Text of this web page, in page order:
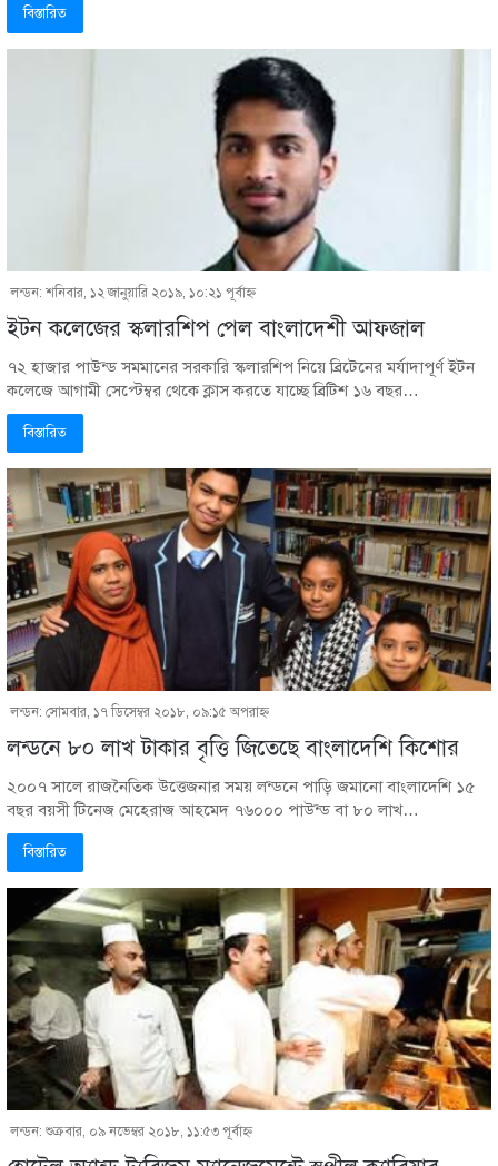
বিস্তারিত
লন্ডন: শনিবার, ১২ জানুয়ারি ২০১৯, ১০:২১ পূর্বাহ্ণ
ইটন কলেজের স্কলারশিপ পেল বাংলাদেশী আফজাল
৭২ হাজার পাউন্ড সমমানের সরকারি স্কলারশিপ নিয়ে ব্রিটেনের মর্যাদাপূর্ণ ইটন
কলেজে আগামী সেপ্টেম্বর থেকে ক্লাস করতে যাচ্ছে ব্রিটিশ ১৬ বছর…
বিস্তারিত
লন্ডন: সোমবার, ১৭ ডিসেম্বর ২০১৮, ০৯:১৫ অপরাহ্ণ
লন্ডনে ৮০ লাখ টাকার বৃত্তি জিতেছে বাংলাদেশি কিশোর
২০০৭ সালে রাজনৈতিক উত্তেজনার সময় লন্ডনে পাড়ি জমানো বাংলাদেশি ১৫
বছর বয়সী টিনেজ মেহেরাজ আহমেদ ৭৬০০০ পাউন্ড বা ৮০ লাখ…
বিস্তারিত
লন্ডন: শুক্রবার, ০৯ নভেম্বর ২০১৮, ১১:৫৩ পূর্বাহ্ণ